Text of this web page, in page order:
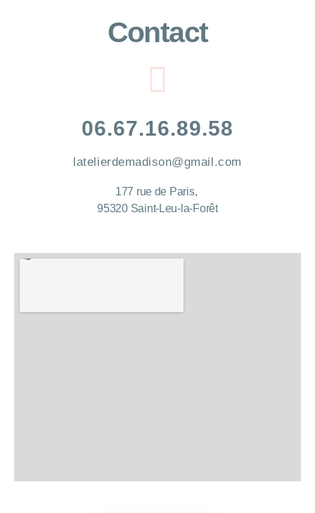
Contact
06.67.16.89.58
latelierdemadison@gmail.com
177 rue de Paris,
95320 Saint-Leu-la-Forêt